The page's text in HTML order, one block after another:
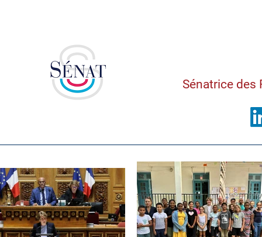
Sénatrice des